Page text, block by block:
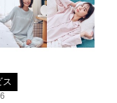
ス